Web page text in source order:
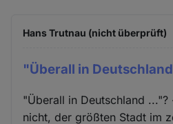
Hans Trutnau (nicht überprüft)
"Überall in
"Überall in Deutschland
nicht, der größten Stadt im